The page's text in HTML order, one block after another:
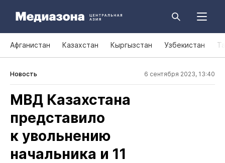
Афганистан Казахстан Кыргызстан Узбекистан
Новость 6 сентября 2023, 13:40
МВД Казахстана
представило
к увольнению
начальника и 11